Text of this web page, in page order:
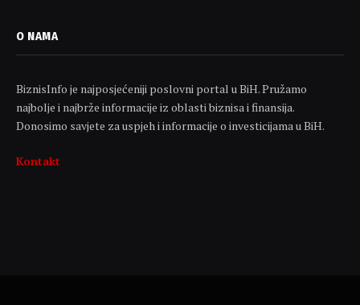
O NAMA
BiznisInfo je najposjećeniji poslovni portal u BiH. Pružamo
najbolje i najbrže informacije iz oblasti biznisa i finansija.
Donosimo savjete za uspjeh i informacije o investicijama u BiH.
Kontakt